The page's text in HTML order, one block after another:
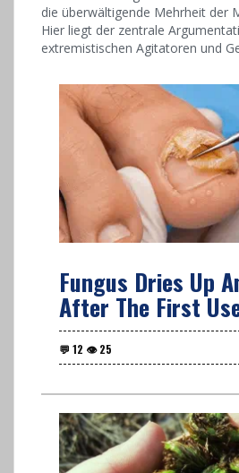
die überwältigende Mehrheit der
Hier liegt der zentrale
extremistischen Agitatoren und
Fungus Dries Up
After The First